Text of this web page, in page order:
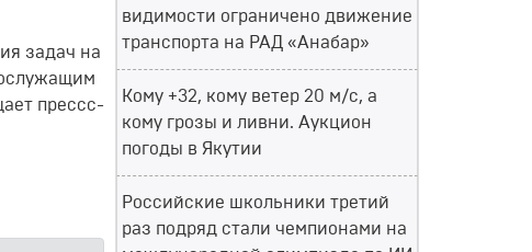
задач на
прессс-
видимости ограничено движение
транспорта на РАД «Анабар»
Кому +32, кому ветер 20 м/с, а
кому грозы и ливни. Аукцион
погоды в Якутии
Российские школьники третий
раз подряд стали чемпионами на